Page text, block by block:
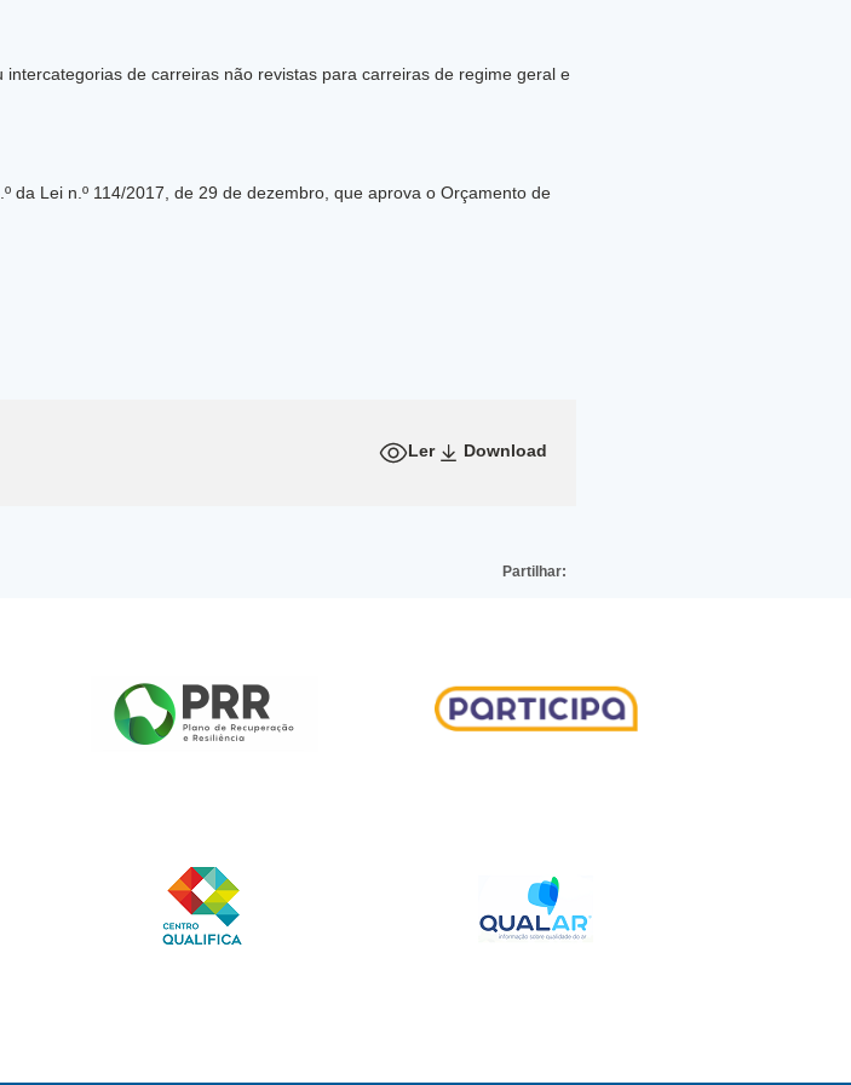
de carreiras não revistas para carreiras de regime geral e
da Lei n.º 114/2017, de 29 de dezembro, que aprova o Orçamento de
Ler Download
Partilhar: